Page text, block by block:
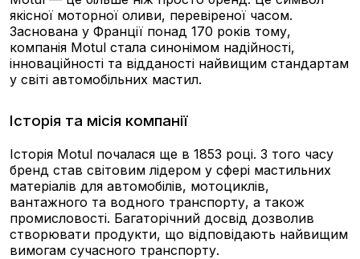
якісної моторної оливи, перевіреної часом.
Заснована у Франції понад 170 років тому,
компанія Motul стала синонімом надійності,
інноваційності та відданості найвищим стандартам
у світі автомобільних мастил.
Історія та місія компанії
Історія Motul почалася ще в 1853 році. З того часу
бренд став світовим лідером у сфері мастильних
матеріалів для автомобілів, мотоциклів,
вантажного та водного транспорту, а також
промисловості. Багаторічний досвід дозволив
створювати продукти, що відповідають найвищим
вимогам сучасного транспорту.